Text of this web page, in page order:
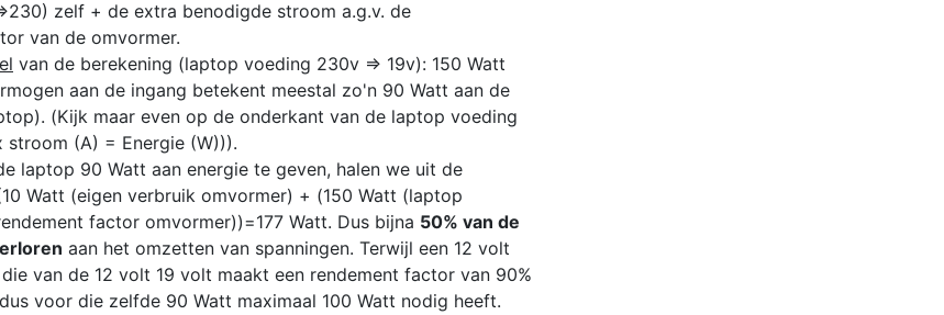
zelf + de extra benodigde stroom a.g.v. de
van de omvormer.
van de berekening (laptop voeding 230v => 19v): 150 Watt
aan de ingang betekent meestal zo'n 90 Watt aan de
(Kijk maar even op de onderkant van de laptop voeding
stroom (A) = Energie (W))).
laptop 90 Watt aan energie te geven, halen we uit de
Watt (eigen verbruik omvormer) + (150 Watt (laptop
factor omvormer))=177 Watt. Dus bijna 50% van de
aan het omzetten van spanningen. Terwijl een 12 volt
van de 12 volt 19 volt maakt een rendement factor van 90%
voor die zelfde 90 Watt maximaal 100 Watt nodig heeft.